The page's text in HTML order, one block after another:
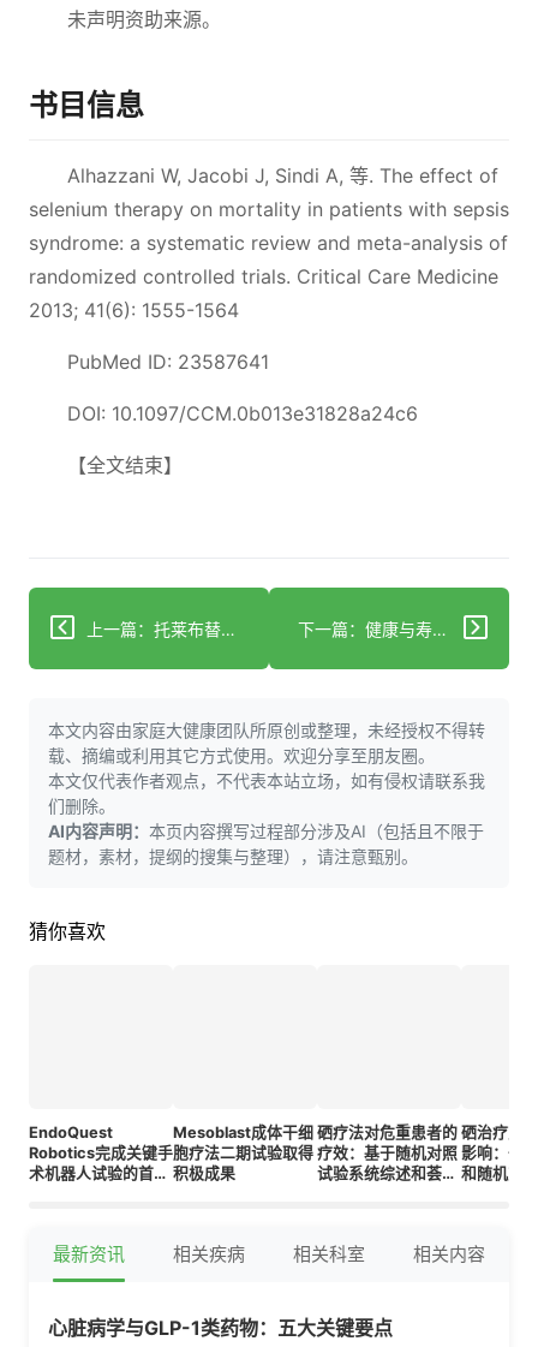
未声明资助来源。
书目信息
Alhazzani W, Jacobi J, Sindi A, 等. The effect of
selenium therapy on mortality in patients with sepsis
syndrome: a systematic review and meta-analysis of
randomized controlled trials. Critical Care Medicine
2013; 41(6): 1555-1564
PubMed ID: 23587641
DOI: 10.1097/CCM.0b013e31828a24c6
【全文结束】
上一篇：托莱布替尼二期b长期扩展研究 下一篇：健康与寿命中的造血系统衰老
本文内容由家庭大健康团队所原创或整理，未经授权不得转
载、摘编或利用其它方式使用。欢迎分享至朋友圈。
本文仅代表作者观点，不代表本站立场，如有侵权请联系我
们删除。
AI内容声明： 本页内容撰写过程部分涉及AI（包括且不限于
题材，素材，提纲的搜集与整理），请注意甄别。
猜你喜欢
EndoQuest
Robotics完成关键手
术机器人试验的首批
Mesoblast成体干细
胞疗法二期试验取得
积极成果
硒疗法对危重患者的
疗效：基于随机对照
试验系统综述和荟萃
硒治疗对
影响：一
和随机对
最新资讯 相关疾病 相关科室 相关内容
心脏病学与GLP-1类药物：五大关键要点